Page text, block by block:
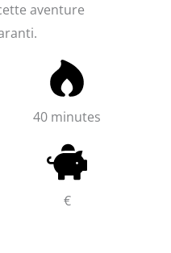
aventure
40 minutes
€